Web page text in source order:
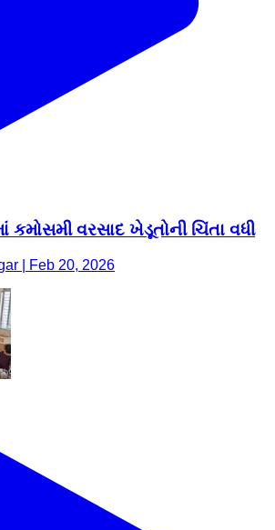
કમોસમી વરસાદ ખેડૂતોની ચિંતા વધી
| Feb 20, 2026